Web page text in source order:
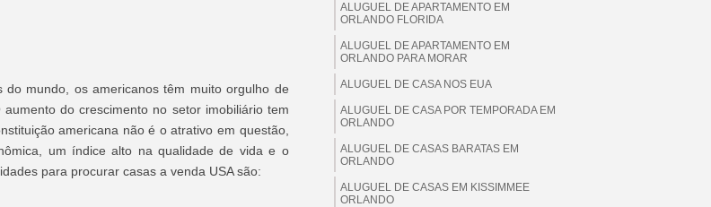
mundo, os americanos têm muito orgulho de
do crescimento no setor imobiliário tem
americana não é o atrativo em questão,
um índice alto na qualidade de vida e o
para procurar casas a venda USA são:
ALUGUEL DE APARTAMENTO EM
ORLANDO FLORIDA
ALUGUEL DE APARTAMENTO EM
ORLANDO PARA MORAR
ALUGUEL DE CASA NOS EUA
ALUGUEL DE CASA POR TEMPORADA EM
ORLANDO
ALUGUEL DE CASAS BARATAS EM
ORLANDO
ALUGUEL DE CASAS EM KISSIMMEE
ORLANDO